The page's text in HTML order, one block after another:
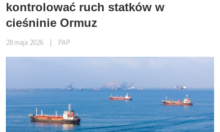
kontrolować ruch statków w
cieśninie Ormuz
28 maja 2026 PAP